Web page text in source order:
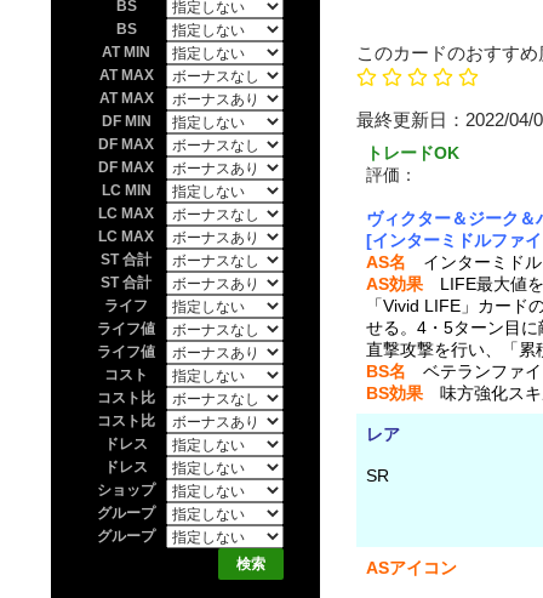
このカードのおすすめ
最終更新日
トレードOK
評価：
ヴィクター＆ジーク＆
[インターミドルファ
AS名 インターミド
AS効果 LIFE最大値
「Vivid LIFE」カード
せる。4・5ターン目
直撃攻撃を行い、「累
BS名 ベテランファ
BS効果 味方強化ス
レア
SR
ASアイコン
BS
BS
AT MIN
AT MAX
AT MAX
DF MIN
DF MAX
DF MAX
LC MIN
LC MAX
LC MAX
ST 合計
ST 合計
ライフ
ライフ値
ライフ値
コスト
コスト比
コスト比
ドレス
ドレス
ショップ
グループ
グループ